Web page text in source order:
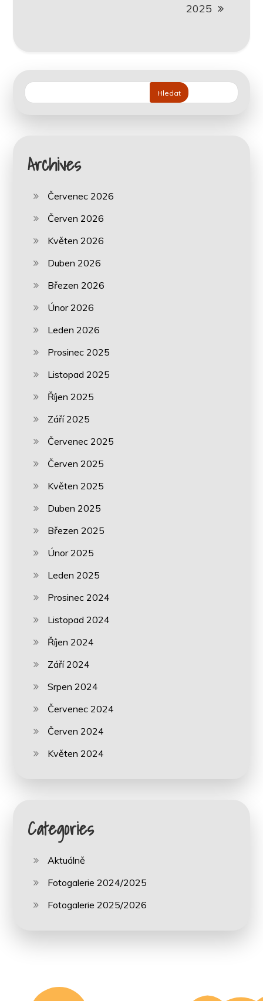
2025
Hledat
Archives
Červenec 2026
Červen 2026
Květen 2026
Duben 2026
Březen 2026
Únor 2026
Leden 2026
Prosinec 2025
Listopad 2025
Říjen 2025
Září 2025
Červenec 2025
Červen 2025
Květen 2025
Duben 2025
Březen 2025
Únor 2025
Leden 2025
Prosinec 2024
Listopad 2024
Říjen 2024
Září 2024
Srpen 2024
Červenec 2024
Červen 2024
Květen 2024
Categories
Aktuálně
Fotogalerie 2024/2025
Fotogalerie 2025/2026